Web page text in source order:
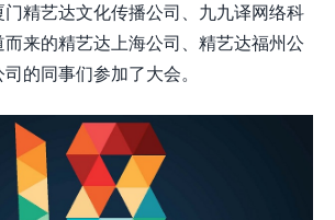
精艺达文化传播公司、九九译网络科
来的精艺达上海公司、精艺达福州公
的同事们参加了大会。